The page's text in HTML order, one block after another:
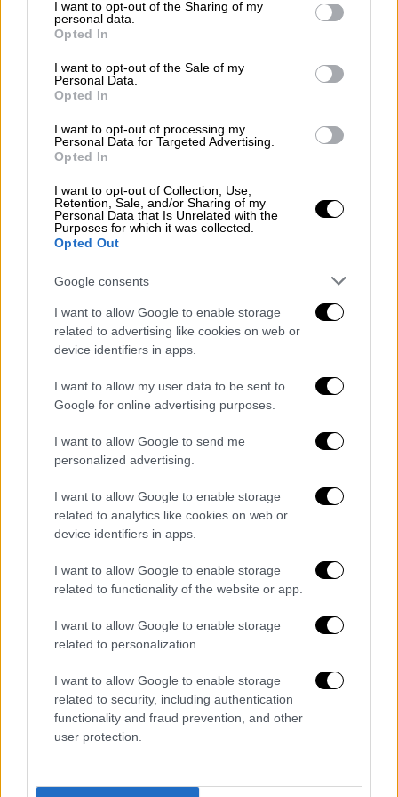
not limited to your visit or usage behaviour. You may click to
grant or deny consent to Google and its third-party tags to
use your data for below specified purposes in below Google
consent section.
I want to opt-out of the Sharing of my
personal data.
Opted In
I want to opt-out of the Sale of my
Personal Data.
Opted In
I want to opt-out of processing my
Personal Data for Targeted Advertising.
Opted In
I want to opt-out of Collection, Use,
Retention, Sale, and/or Sharing of my
Personal Data that Is Unrelated with the
Purposes for which it was collected.
Opted Out
Google consents
I want to allow Google to enable storage
related to advertising like cookies on web or
device identifiers in apps.
I want to allow my user data to be sent to
Google for online advertising purposes.
I want to allow Google to send me
personalized advertising.
I want to allow Google to enable storage
related to analytics like cookies on web or
device identifiers in apps.
I want to allow Google to enable storage
related to functionality of the website or app.
I want to allow Google to enable storage
related to personalization.
I want to allow Google to enable storage
related to security, including authentication
functionality and fraud prevention, and other
user protection.
βεβαιώσεις και ραντεβού πρωτοβάθμιας
περίθαλψης. Προσεχώς στην εφαρμογή θα
απεικονιστικών εξετάσεων και η
δυνατότητα προβολής του ιατρικού
ιστορικού από τον προσωπικό ιατρό και
εκάστοτε θεράποντα ιατρό με τη
συγκατάθεση του ασθενούς.
Η ψηφιακή προβολή και έκδοση των
ιατρικών εξετάσεων και των βεβαιώσεων
νοσηλείας γίνεται από τις αντίστοιχες
καρτέλες της εφαρμογής MyHealth. Η
διατίθεται ήδη για κινητά με λογισμικό iOS
και Android. Μοναδική προϋπόθεση για τη
συνταγογράφηση (ehealth.gov.gr).
Αντίστοιχα, ο πολίτης μπορεί να εκδώσει τα
παραπάνω έγγραφα και μέσω του gov.gr, στην
ενότητα «Υγεία και πρόνοια» και την
υποενότητα «Φάκελος υγείας» ή απευθείας
myhealth.gov.gr.
Για την ασφαλή πρόσβαση στις νέες
υπηρεσίες τόσο μέσω του MyHealth app,
όσο και μέσω του gov.gr, η ταυτοποίηση του
πολίτη γίνεται σε πρώτο επίπεδο με τους
κωδικούς στο Taxisnet και κατόπιν με την
One Time Password), ο οποίος αποστέλλεται
σε αριθμό κινητού τηλεφώνου που ο πολίτης
έχει επιβεβαιώσει στο Εθνικό Μητρώο
Υπενθυμίζεται ότι το MyHealthτέθηκε σε